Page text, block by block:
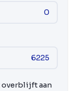
overblijft aan